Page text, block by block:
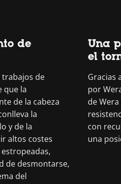
de
trabajos de
que la
de la cabeza
la
y de la
altos costes
de desmontarse,
del
Una
el
Gracias
por
de
con
una